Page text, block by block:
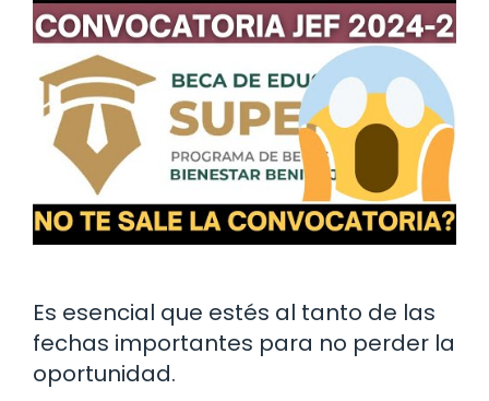
Es esencial que estés al tanto de las
fechas importantes para no perder la
oportunidad.